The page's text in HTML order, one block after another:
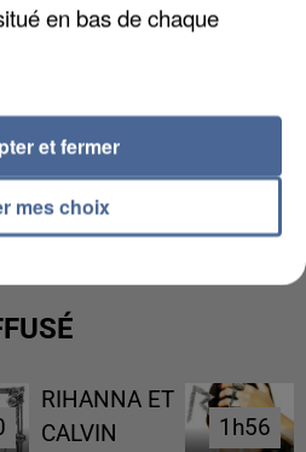
SUPPOSÉS DE LA DZ
ALGÉRIE
RIHANNA ET
CALVIN
1h56
1h56
en bas de chaque
mes choix
et fermer